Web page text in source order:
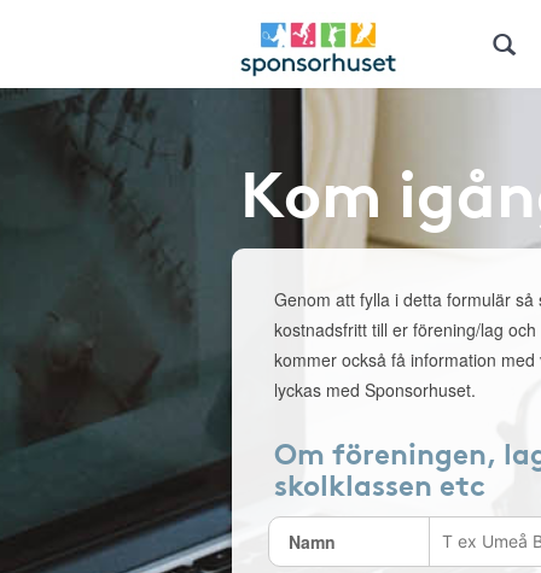
Kom
Genom att fylla i detta formulär så
kostnadsfritt till er förening/lag
kommer också få information
lyckas med Sponsorhuset.
Om föreningen,
skolklassen etc
Namn